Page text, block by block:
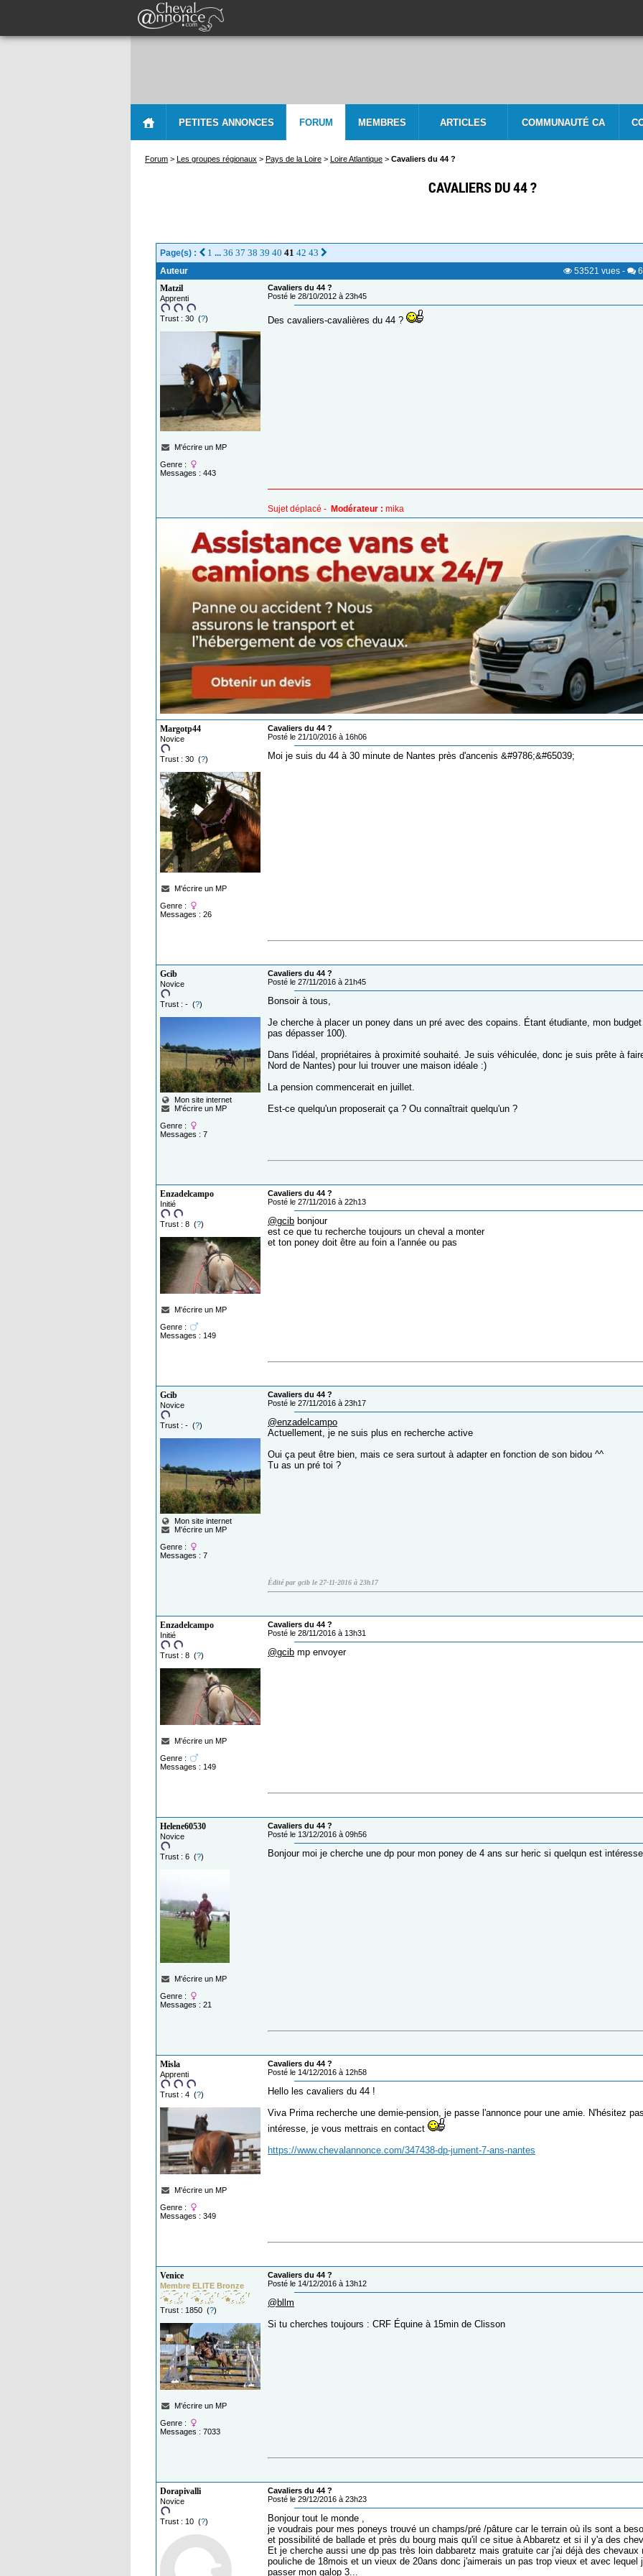
PETITES ANNONCES FORUM MEMBRES ARTICLES COMMUNAUTÉ CA
Forum > Les groupes régionaux > Pays de la Loire > Loire Atlantique > Cavaliers du 44 ?
CAVALIERS DU 44 ?
Page(s) : 1 ... 36 37 38 39 40 41 42 43
Auteur 53521 vues -
Matzil
Apprenti
Trust : 30 (?)
M'écrire un MP
Genre :
Messages : 443
Cavaliers du 44 ?
Posté le 28/10/2012 à 23h45
Des cavaliers-cavalières du 44 ?
Sujet déplacé - Modérateur : mika
Margotp44
Novice
Trust : 30 (?)
M'écrire un MP
Genre :
Messages : 26
Cavaliers du 44 ?
Posté le 21/10/2016 à 16h06
Moi je suis du 44 à 30 minute de Nantes près d'ancenis &#9786;&#65039;
Gcib
Novice
Trust : - (?)
Mon site internet
M'écrire un MP
Genre :
Messages : 7
Cavaliers du 44 ?
Posté le 27/11/2016 à 21h45
Bonsoir à tous,
Je cherche à placer un poney dans un pré avec des copains. Étant étudiante, mon
pas dépasser 100).
Dans l'idéal, propriétaires à proximité souhaité. Je suis véhiculée, donc je suis prête à
Nord de Nantes) pour lui trouver une maison idéale :)
La pension commencerait en juillet.
Est-ce quelqu'un proposerait ça ? Ou connaîtrait quelqu'un ?
Enzadelcampo
Initié
Trust : 8 (?)
M'écrire un MP
Genre :
Messages : 149
Cavaliers du 44 ?
Posté le 27/11/2016 à 22h13
@gcib bonjour
est ce que tu recherche toujours un cheval a monter
et ton poney doit être au foin a l'année ou pas
Gcib
Novice
Trust : - (?)
Mon site internet
M'écrire un MP
Genre :
Messages : 7
Cavaliers du 44 ?
Posté le 27/11/2016 à 23h17
@enzadelcampo
Actuellement, je ne suis plus en recherche active
Oui ça peut être bien, mais ce sera surtout à adapter en fonction de son bidou ^^
Tu as un pré toi ?
Édité par gcib le 27-11-2016 à 23h17
Enzadelcampo
Initié
Trust : 8 (?)
M'écrire un MP
Genre :
Messages : 149
Cavaliers du 44 ?
Posté le 28/11/2016 à 13h31
@gcib mp envoyer
Helene60530
Novice
Trust : 6 (?)
M'écrire un MP
Genre :
Messages : 21
Cavaliers du 44 ?
Posté le 13/12/2016 à 09h56
Bonjour moi je cherche une dp pour mon poney de 4 ans sur heric si quelqun est
Misla
Apprenti
Trust : 4 (?)
M'écrire un MP
Genre :
Messages : 349
Cavaliers du 44 ?
Posté le 14/12/2016 à 12h58
Hello les cavaliers du 44 !
Viva Prima recherche une demie-pension, je passe l'annonce pour une amie. N'hésitez
intéresse, je vous mettrais en contact
https://www.chevalannonce.com/347438-dp-jument-7-ans-nantes
Venice
Membre ELITE Bronze
Trust : 1850 (?)
M'écrire un MP
Genre :
Messages : 7033
Cavaliers du 44 ?
Posté le 14/12/2016 à 13h12
@bllm
Si tu cherches toujours : CRF Équine à 15min de Clisson
Dorapivalli
Novice
Trust : 10 (?)
Cavaliers du 44 ?
Posté le 29/12/2016 à 23h23
Bonjour tout le monde ,
je voudrais pour mes poneys trouvé un champs/pré /pâture car le terrain où ils sont a
et possibilité de ballade et près du bourg mais qu'il ce situe à Abbaretz et si il y'a des
Et je cherche aussi une dp pas très loin dabbaretz mais gratuite car j'ai déjà des
pouliche de 18mois et un vieux de 20ans donc j'aimerais un pas trop vieux et avec lequel
passer mon galop 3...